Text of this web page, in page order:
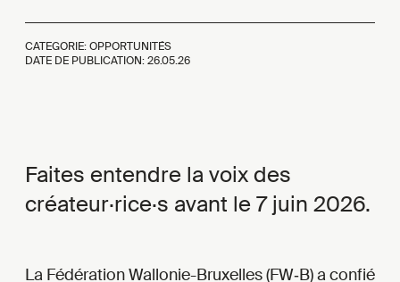
CATEGORIE: OPPORTUNITÉS
DATE DE PUBLICATION:26.05.26
Faites entendre la voix des
créateur·rice·s avant le 7 juin 2026.
La Fédération Wallonie-Bruxelles (FW‑B)a confié